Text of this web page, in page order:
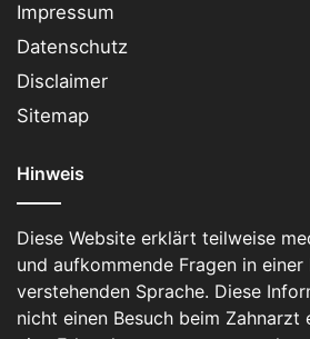
Impressum
Datenschutz
Disclaimer
Sitemap
Hinweis
Diese Website erklärt teilweise
und aufkommende Fragen in einer
verstehenden Sprache. Diese
nicht einen Besuch beim Zahnarzt